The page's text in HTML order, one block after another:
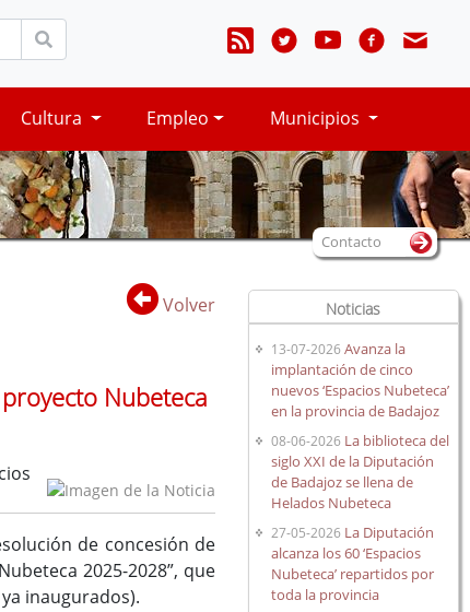
Cultura Empleo Municipios
Volver
Nubeteca
de concesión de
2025-2028”, que
inaugurados).
Contacto
Noticias
13-07-2026 Avanza la
implantación de cinco
nuevos ‘Espacios Nubeteca’
en la provincia de Badajoz
08-06-2026 La biblioteca del
siglo XXI de la Diputación
de Badajoz se llena de
Helados Nubeteca
27-05-2026 La Diputación
alcanza los 60 ‘Espacios
Nubeteca’ repartidos por
toda la provincia